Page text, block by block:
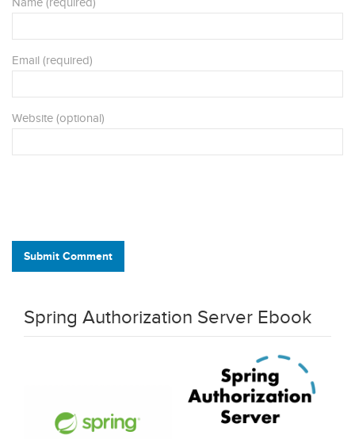
Email (required)
Website (optional)
Submit Comment
Spring Authorization Server Ebook